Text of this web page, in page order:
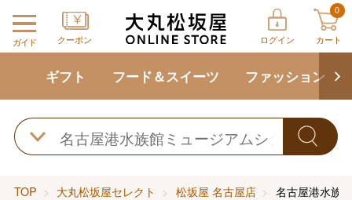
ガイド クーポン ログイン
0
カート
ギフト フード＆スイーツ ファッション
TOP 大丸松坂屋セレクト 松坂屋 名古屋店 名古屋港水族